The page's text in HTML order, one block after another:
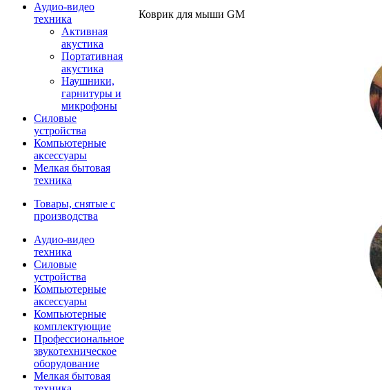
Аудио-видео
техника
Активная
акустика
Портативная
акустика
Наушники,
гарнитуры и
микрофоны
Силовые
устройства
Компьютерные
аксессуары
Мелкая бытовая
техника
Товары, снятые с
производства
Аудио-видео
техника
Силовые
устройства
Компьютерные
аксессуары
Компьютерные
комплектующие
Профессиональное
звукотехническое
оборудование
Мелкая бытовая
Коврик для мыши GM